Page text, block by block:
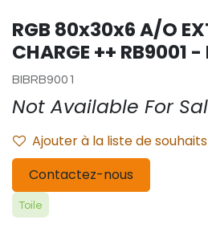
RGB 80x30x6 A/O
CHARGE ++ RB9001
BIBRB9001
Not Available For
Ajouter à la liste de souhaits
Contactez-nous
Toile